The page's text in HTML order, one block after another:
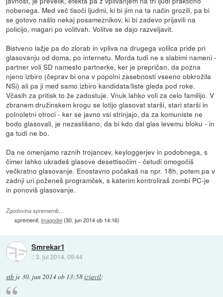
nobenega. Med več tisoči ljudmi, ki bi jim na ta način grozili, pa bi
se gotovo našlo nekaj posameznikov, ki bi zadevo prijavili na
policijo, magari po volitvah. Volitve se dajo razveljavit.
Bistveno lažje pa do zlorab in vpliva na drugega volilca pride pri
glasovanju od doma, po internetu. Morda tudi ne s slabimi nameni -
partner voli SD namesto partnerke, ker je prepričan, da pozna
njeno izbiro (čeprav bi ona v popolni zasebnosti vseeno obkrožila
NSi) ali pa ji med samo izbiro kandidata/liste gleda pod roke.
Včasih za pritisk to že zadostuje. Vnuk lahko voli za celo familijo. V
zbranem družinskem krogu se lotijo glasovat starši, stari starši in
polnoletni otroci - ker se javno vsi strinjajo, da za komuniste ne
bodo glasovali, je nezaslišano, da bi kdo dal glas levemu bloku - in
ga tudi ne bo.
Da ne omenjamo raznih trojancev, keyloggerjev in podobnega, s
čimer lahko ukradeš glasove desettisočim - četudi omogočiš
večkratno glasovanje. Enostavno počakaš na npr. 18h, potem pa v
zadnji uri poženeš programček, s katerim kontroliraš zombi PC-je
in ponoviš glasovanje.
Zgodovina sprememb…
spremenil:imagodei(30. jun 2014 ob 14:16)
Smrekar1
::3. jul 2014, 09:44
stb je30. jun 2014 ob 13:58izjavil: